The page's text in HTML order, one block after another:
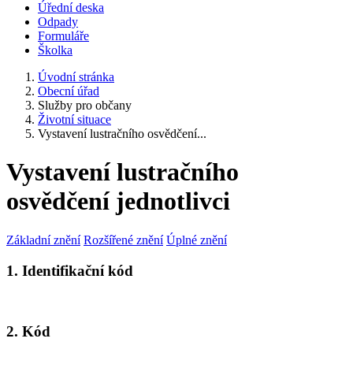
Úřední deska
Odpady
Formuláře
Školka
Úvodní stránka
Obecní úřad
Služby pro občany
Životní situace
Vystavení lustračního osvědčení...
Vystavení lustračního
osvědčení jednotlivci
Základní znění Rozšířené znění Úplné znění
1. Identifikační kód
2. Kód